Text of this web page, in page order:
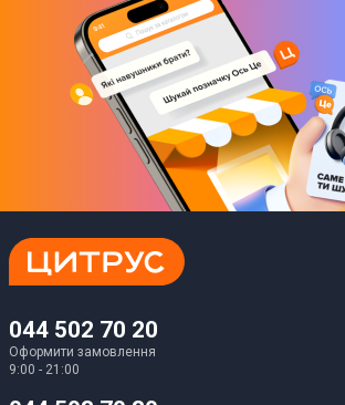
044 502 70 20
Оформити замовлення
9:00 - 21:00